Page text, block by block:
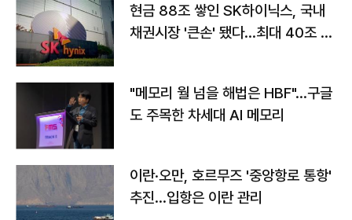
현금 88조 쌓인 SK하이닉스, 국내
채권시장 '큰손' 됐다…최대 40조 투
"메모리 월 넘을 해법은 HBF"…구글
도 주목한 차세대 AI 메모리
이란·오만, 호르무즈 '중앙항로 통항'
추진…입항은 이란 관리